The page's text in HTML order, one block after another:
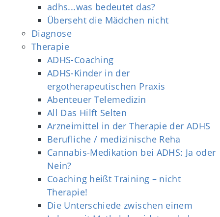
adhs...was bedeutet das?
Überseht die Mädchen nicht
Diagnose
Therapie
ADHS-Coaching
ADHS-Kinder in der
ergotherapeutischen Praxis
Abenteuer Telemedizin
All Das Hilft Selten
Arzneimittel in der Therapie der ADHS
Berufliche / medizinische Reha
Cannabis-Medikation bei ADHS: Ja oder
Nein?
Coaching heißt Training – nicht
Therapie!
Die Unterschiede zwischen einem